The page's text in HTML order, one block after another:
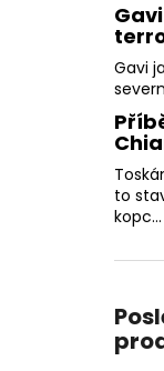
Gavi
to
kopc...